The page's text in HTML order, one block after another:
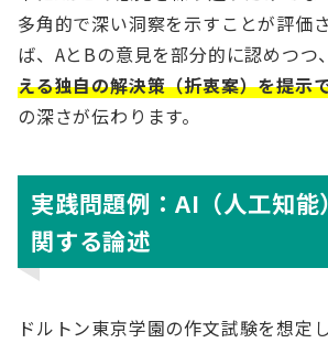
多角的で深い洞察を示すことが評価
ば、AとBの意見を部分的に認めつつ
える独自の解決策（折衷案）を提示
の深さが伝わります。
実践問題例：AI（人工知能
関する論述
ドルトン東京学園の作文試験を想定